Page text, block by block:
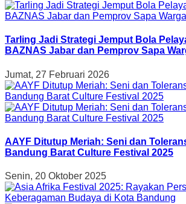
Tarling Jadi Strategi Jemput Bola
BAZNAS Jabar dan Pemprov Sapa
Jumat, 27 Februari 2026
AAYF Ditutup Meriah: Seni dan
Bandung Barat Culture Festival 2025
Senin, 20 Oktober 2025